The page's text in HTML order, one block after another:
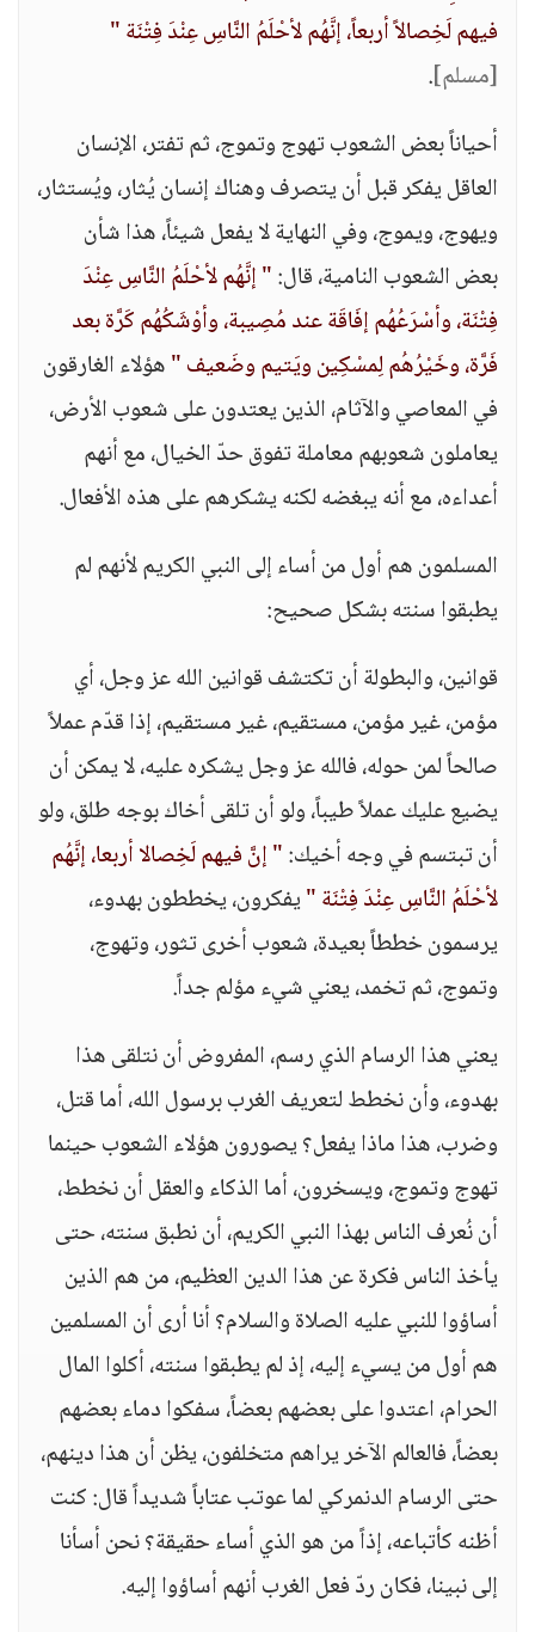
فيهم لَخِصالاً أربعاً، إنَّهُم لأحْلَمُ النَّاسِ عِنْدَ فِتْنَة "
[مسلم].
أحياناً بعض الشعوب تهوج وتموج، ثم تفتر، الإنسان
العاقل يفكر قبل أن يتصرف وهناك إنسان يُثار، ويُستثار،
ويهوج، ويموج، وفي النهاية لا يفعل شيئاً، هذا شأن
بعض الشعوب النامية، قال:" إنَّهُم لأحْلَمُ النَّاسِ عِنْدَ
فِتْنَة، وأسْرَعُهُم إفَاقَة عند مُصِيبة، وأوْشَكُهُم كَرَّة بعد
فَرَّة، وخَيْرُهُم لِمسْكِين ويَتيم وضَعيف "هؤلاء الغارقون
في المعاصي والآثام، الذين يعتدون على شعوب الأرض،
يعاملون شعوبهم معاملة تفوق حدّ الخيال، مع أنهم
أعداءه، مع أنه يبغضه لكنه يشكرهم على هذه الأفعال.
المسلمون هم أول من أساء إلى النبي الكريم لأنهم لم
يطبقوا سنته بشكل صحيح:
قوانين، والبطولة أن تكتشف قوانين الله عز وجل، أي
مؤمن، غير مؤمن، مستقيم، غير مستقيم، إذا قدّم عملاً
صالحاً لمن حوله، فالله عز وجل يشكره عليه، لا يمكن أن
يضيع عليك عملاً طيباً، ولو أن تلقى أخاك بوجه طلق، ولو
أن تبتسم في وجه أخيك:" إنَّ فيهم لَخِصالا أربعا، إنَّهُم
لأحْلَمُ النَّاسِ عِنْدَ فِتْنَة "يفكرون، يخططون بهدوء،
يرسمون خططاً بعيدة، شعوب أخرى تثور، وتهوج،
وتموج، ثم تخمد، يعني شيء مؤلم جداً.
يعني هذا الرسام الذي رسم، المفروض أن نتلقى هذا
بهدوء، وأن نخطط لتعريف الغرب برسول الله، أما قتل،
وضرب، هذا ماذا يفعل؟ يصورون هؤلاء الشعوب حينما
تهوج وتموج، ويسخرون، أما الذكاء والعقل أن نخطط،
أن نُعرف الناس بهذا النبي الكريم، أن نطبق سنته، حتى
يأخذ الناس فكرة عن هذا الدين العظيم، من هم الذين
أساؤوا للنبي عليه الصلاة والسلام؟ أنا أرى أن المسلمين
هم أول من يسيء إليه، إذ لم يطبقوا سنته، أكلوا المال
الحرام، اعتدوا على بعضهم بعضاً، سفكوا دماء بعضهم
بعضاً، فالعالم الآخر يراهم متخلفون، يظن أن هذا دينهم،
حتى الرسام الدنمركي لما عوتب عتاباً شديداً قال: كنت
أظنه كأتباعه، إذاً من هو الذي أساء حقيقة؟ نحن أسأنا
إلى نبينا، فكان ردّ فعل الغرب أنهم أساؤوا إليه.